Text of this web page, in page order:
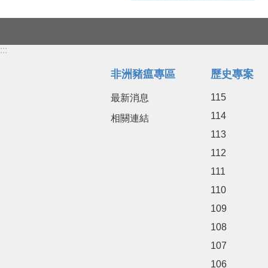
:::
非洲豬瘟專區
最新消息
相關連結
歷史專案
115
114
113
112
111
110
109
108
107
106